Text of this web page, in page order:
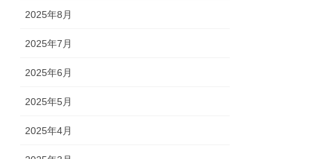
2025年8月
2025年7月
2025年6月
2025年5月
2025年4月